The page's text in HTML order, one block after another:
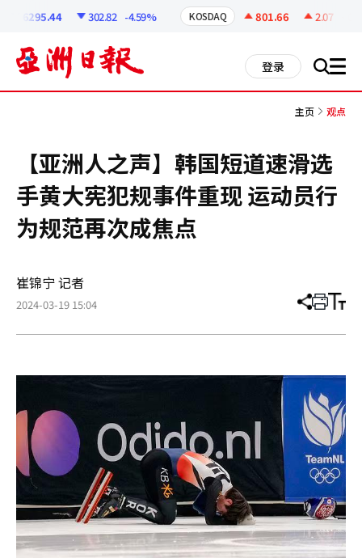
6295.44 302.82 -4.59% KOSDAQ 801.66 2.07
登录 搜 all
主页 观点
【亚洲人之声】韩国短道速滑选
手黄大宪犯规事件重现 运动员行
为规范再次成焦点
崔锦宁 记者
2024-03-19 15:04 分
章
打 调
小